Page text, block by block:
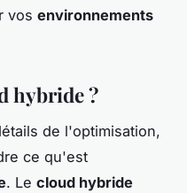
vos environnements
hybride ?
de l'optimisation,
ce qu'est
. Le cloud hybride